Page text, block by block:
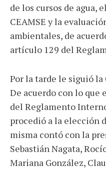
de los cursos de agua,
CEAMSE y la
ambientales, de
artículo 129 del
Por la tarde le siguió
De acuerdo con lo que
del Reglamento
procedió a la elección
misma contó con la
Sebastián Nagata,
Mariana González,